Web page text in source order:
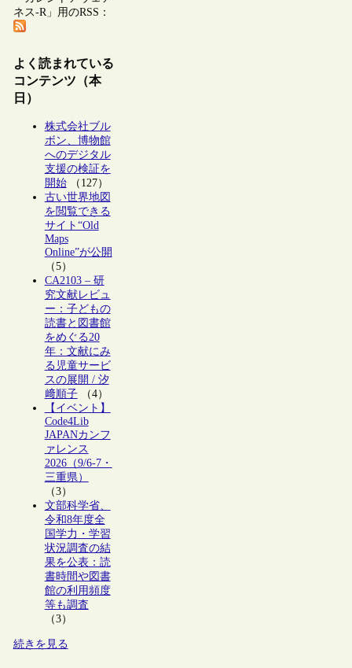
ネス-R」用のRSS：
よく読まれている
コンテンツ（本
日）
株式会社ブル
ボン、博物館
へのデジタル
支援の検証を
開始（127）
古い世界地図
を閲覧できる
サイト“Old
Maps
Online”が公開
（5）
CA2103 – 研
究文献レビュ
ー：子どもの
読書と図書館
をめぐる20
年：文献にみ
る児童サービ
スの展開 / 汐
﨑順子（4）
【イベント】
Code4Lib
JAPANカンフ
ァレンス
2026（9/6-7・
三重県）
（3）
文部科学省、
令和8年度全
国学力・学習
状況調査の結
果を公表：読
書時間や図書
館の利用頻度
等も調査
（3）
続きを見る